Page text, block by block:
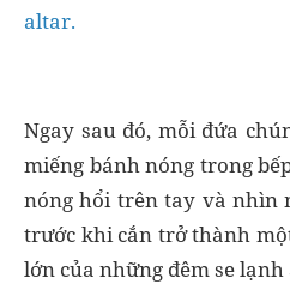
altar.
Ngay sau đó, mỗi đứa
miếng bánh nóng trong
nóng hổi trên tay và nhìn
trước khi cắn trở thành
lớn của những đêm se lạnh